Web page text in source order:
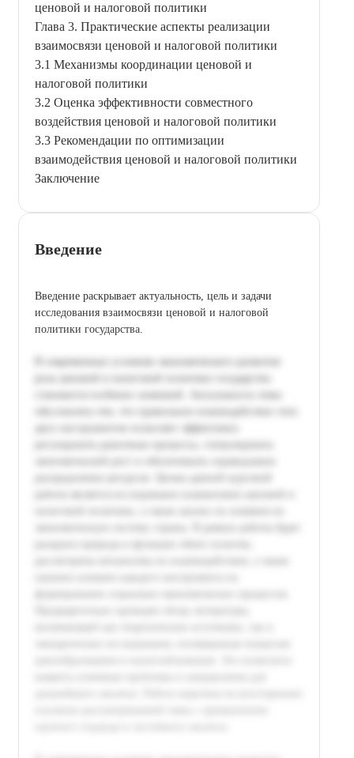
ценовой и налоговой политики
Глава 3. Практические аспекты реализации
взаимосвязи ценовой и налоговой политики
3.1 Механизмы координации ценовой и
налоговой политики
3.2 Оценка эффективности совместного
воздействия ценовой и налоговой политики
3.3 Рекомендации по оптимизации
взаимодействия ценовой и налоговой политики
Заключение
Введение
Введение раскрывает актуальность, цель и задачи
исследования взаимосвязи ценовой и налоговой
политики государства.